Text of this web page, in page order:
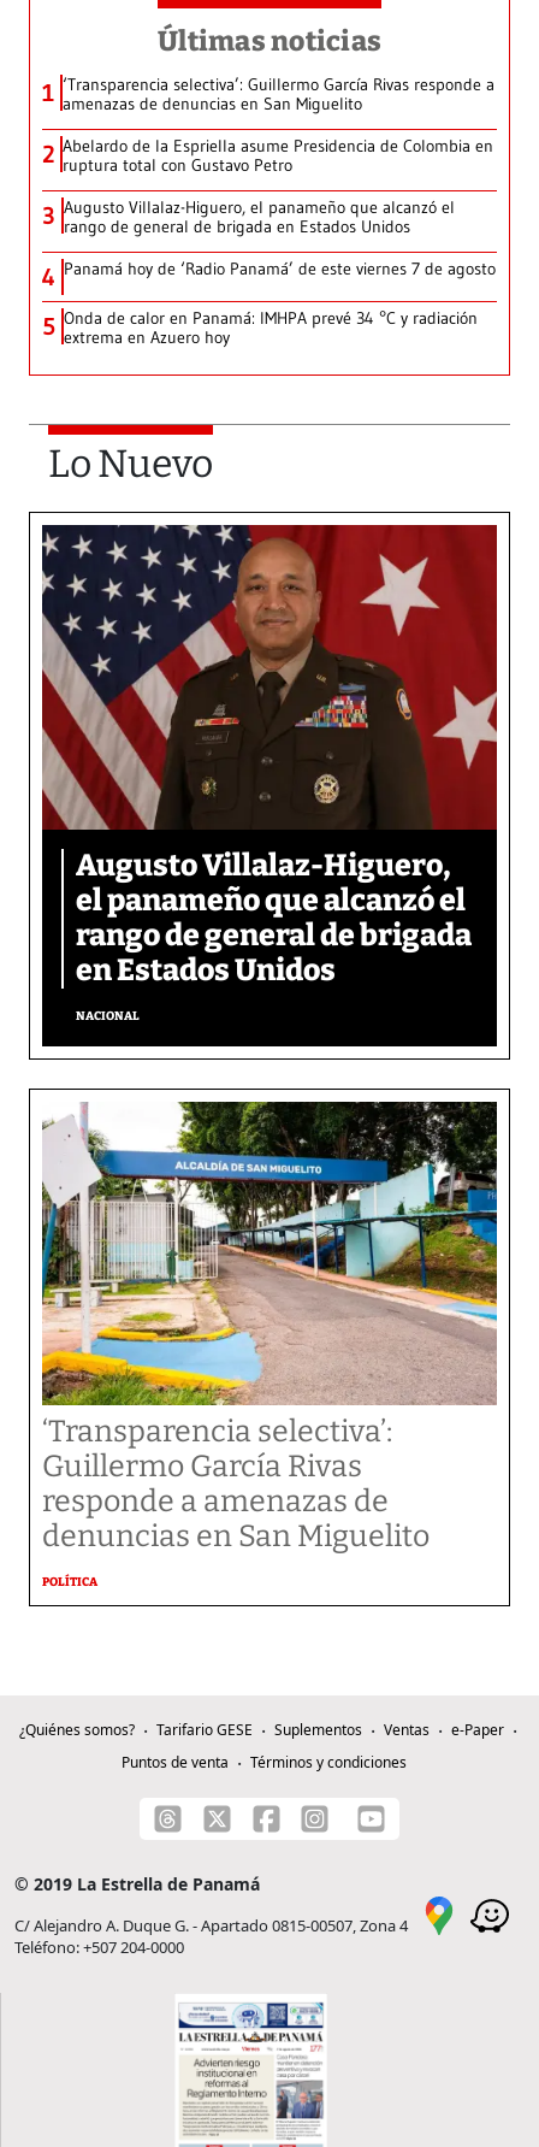
Últimas noticias
1 ‘Transparencia selectiva’: Guillermo García Rivas responde a
amenazas de denuncias en San Miguelito
2 Abelardo de la Espriella asume Presidencia de Colombia en
ruptura total con Gustavo Petro
3 Augusto Villalaz-Higuero, el panameño que alcanzó el
rango de general de brigada en Estados Unidos
4 Panamá hoy de ‘Radio Panamá’ de este viernes 7 de agosto
5 Onda de calor en Panamá: IMHPA prevé 34 °C y radiación
extrema en Azuero hoy
Lo Nuevo
Augusto Villalaz-Higuero,
el panameño que alcanzó el
rango de general de brigada
en Estados Unidos
NACIONAL
‘Transparencia selectiva’:
Guillermo García Rivas
responde a amenazas de
denuncias en San Miguelito
POLÍTICA
¿Quiénes somos? Tarifario GESE Suplementos Ventas
e-Paper
Puntos de venta
Términos y condiciones
© 2019 La Estrella de Panamá
C/ Alejandro A. Duque G. - Apartado 0815-00507, Zona 4
Teléfono: +507 204-0000